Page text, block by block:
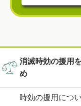
消滅時効の援用
め
時効の援用につ